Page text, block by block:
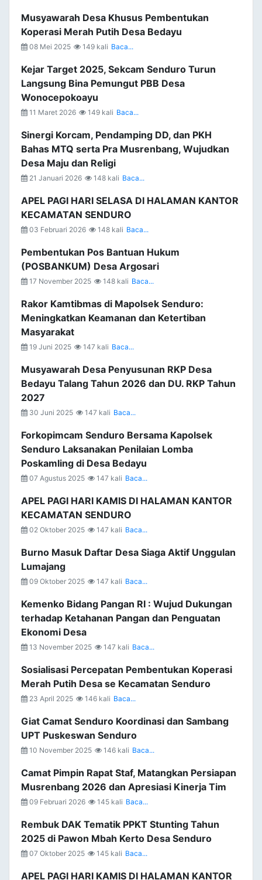
Musyawarah Desa Khusus Pembentukan
Koperasi Merah Putih Desa Bedayu
08 Mei 2025 149 kali Baca...
Kejar Target 2025, Sekcam Senduro Turun
Langsung Bina Pemungut PBB Desa
Wonocepokoayu
11 Maret 2026 149 kali Baca...
Sinergi Korcam, Pendamping DD, dan PKH
Bahas MTQ serta Pra Musrenbang, Wujudkan
Desa Maju dan Religi
21 Januari 2026 148 kali Baca...
APEL PAGI HARI SELASA DI HALAMAN KANTOR
KECAMATAN SENDURO
03 Februari 2026 148 kali Baca...
Pembentukan Pos Bantuan Hukum
(POSBANKUM) Desa Argosari
17 November 2025 148 kali Baca...
Rakor Kamtibmas di Mapolsek Senduro:
Meningkatkan Keamanan dan Ketertiban
Masyarakat
19 Juni 2025 147 kali Baca...
Musyawarah Desa Penyusunan RKP Desa
Bedayu Talang Tahun 2026 dan DU. RKP Tahun
2027
30 Juni 2025 147 kali Baca...
Forkopimcam Senduro Bersama Kapolsek
Senduro Laksanakan Penilaian Lomba
Poskamling di Desa Bedayu
07 Agustus 2025 147 kali Baca...
APEL PAGI HARI KAMIS DI HALAMAN KANTOR
KECAMATAN SENDURO
02 Oktober 2025 147 kali Baca...
Burno Masuk Daftar Desa Siaga Aktif Unggulan
Lumajang
09 Oktober 2025 147 kali Baca...
Kemenko Bidang Pangan RI : Wujud Dukungan
terhadap Ketahanan Pangan dan Penguatan
Ekonomi Desa
13 November 2025 147 kali Baca...
Sosialisasi Percepatan Pembentukan Koperasi
Merah Putih Desa se Kecamatan Senduro
23 April 2025 146 kali Baca...
Giat Camat Senduro Koordinasi dan Sambang
UPT Puskeswan Senduro
10 November 2025 146 kali Baca...
Camat Pimpin Rapat Staf, Matangkan Persiapan
Musrenbang 2026 dan Apresiasi Kinerja Tim
09 Februari 2026 145 kali Baca...
Rembuk DAK Tematik PPKT Stunting Tahun
2025 di Pawon Mbah Kerto Desa Senduro
07 Oktober 2025 145 kali Baca...
APEL PAGI HARI KAMIS DI HALAMAN KANTOR